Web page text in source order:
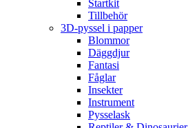
Startkit
Tillbehör
3D-pyssel i papper
Blommor
Däggdjur
Fantasi
Fåglar
Insekter
Instrument
Pysselask